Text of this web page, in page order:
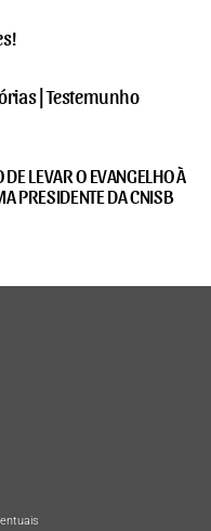
| Testemunho
LEVAR O EVANGELHO À
PRESIDENTE DA CNISB